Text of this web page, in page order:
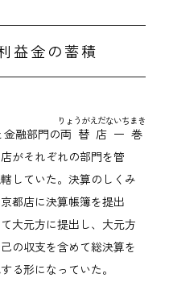
益金の蓄積
金融部門の両替店一巻
りょうがえだないちまき
がそれぞれの部門を管
していた。決算のしくみ
都店に決算帳簿を提出
大元方に提出し、大元方
の収支を含めて総決算を
る形になっていた。